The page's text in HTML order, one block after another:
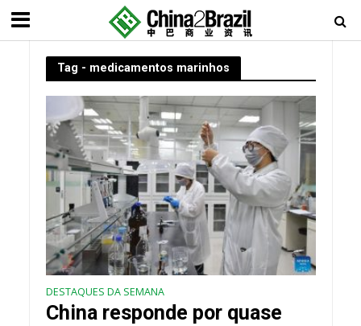
Tag - medicamentos marinhos
DESTAQUES DA SEMANA
China responde por quase